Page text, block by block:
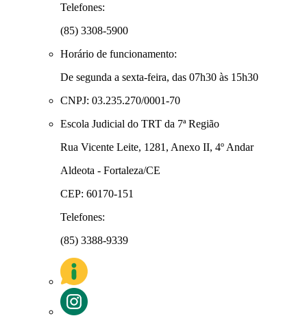
Telefones:
(85) 3308-5900
Horário de funcionamento:
De segunda a sexta-feira, das 07h30 às 15h30
CNPJ: 03.235.270/0001-70
Escola Judicial do TRT da 7ª Região
Rua Vicente Leite, 1281, Anexo II, 4º Andar
Aldeota - Fortaleza/CE
CEP: 60170-151
Telefones:
(85) 3388-9339